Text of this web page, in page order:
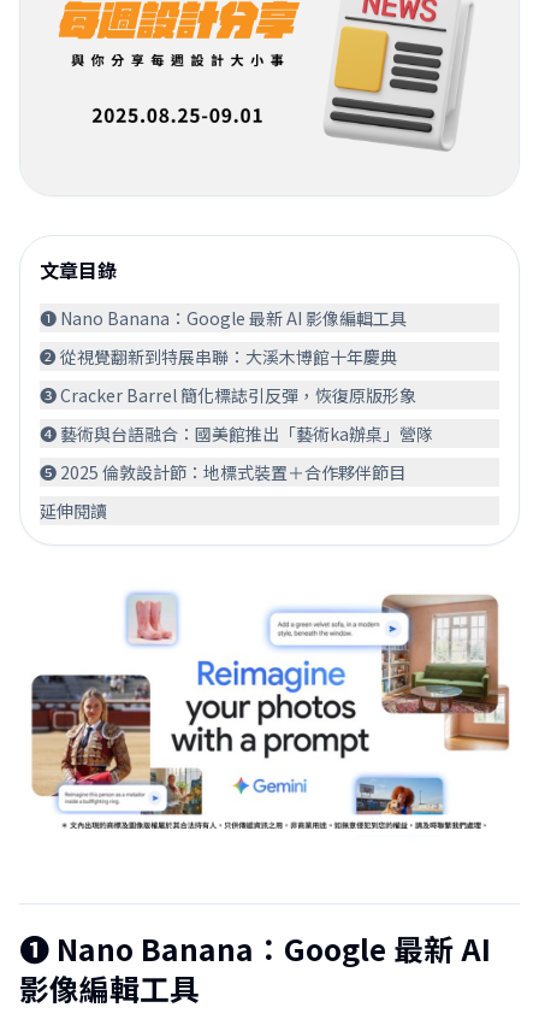
文章目錄
❶ Nano Banana：Google 最新 AI 影像編輯工具
❷ 從視覺翻新到特展串聯：大溪木博館十年慶典
❸ Cracker Barrel 簡化標誌引反彈，恢復原版形象
❹ 藝術與台語融合：國美館推出「藝術ka辦桌」營隊
❺ 2025 倫敦設計節：地標式裝置＋合作夥伴節目
延伸閱讀
❶ Nano Banana：Google 最新 AI
影像編輯工具